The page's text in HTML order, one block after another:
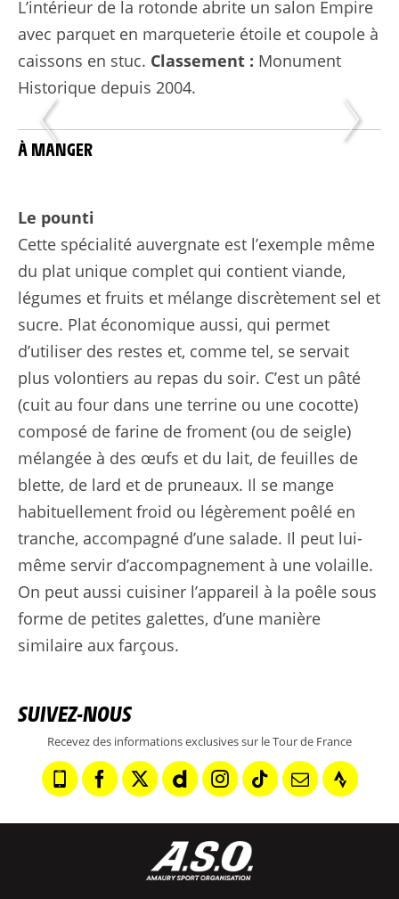
L’intérieur de la rotonde abrite un salon Empire
avec parquet en marqueterie étoile et coupole à
caissons en stuc. Classement : Monument
Historique depuis 2004.
À MANGER
Le pounti
Cette spécialité auvergnate est l’exemple même
du plat unique complet qui contient viande,
légumes et fruits et mélange discrètement sel et
sucre. Plat économique aussi, qui permet
d’utiliser des restes et, comme tel, se servait
plus volontiers au repas du soir. C’est un pâté
(cuit au four dans une terrine ou une cocotte)
composé de farine de froment (ou de seigle)
mélangée à des œufs et du lait, de feuilles de
blette, de lard et de pruneaux. Il se mange
habituellement froid ou légèrement poêlé en
tranche, accompagné d’une salade. Il peut lui-
même servir d’accompagnement à une volaille.
On peut aussi cuisiner l’appareil à la poêle sous
forme de petites galettes, d’une manière
similaire aux farçous.
SUIVEZ-NOUS
Recevez des informations exclusives sur le Tour de France